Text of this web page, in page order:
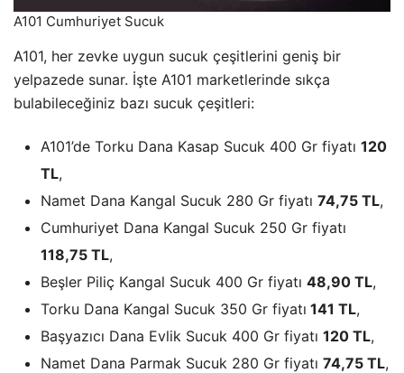
A101 Cumhuriyet Sucuk
A101, her zevke uygun sucuk çeşitlerini geniş bir
yelpazede sunar. İşte A101 marketlerinde sıkça
bulabileceğiniz bazı sucuk çeşitleri:
A101’de Torku Dana Kasap Sucuk 400 Gr fiyatı 120
TL,
Namet Dana Kangal Sucuk 280 Gr fiyatı 74,75 TL,
Cumhuriyet Dana Kangal Sucuk 250 Gr fiyatı
118,75 TL,
Beşler Piliç Kangal Sucuk 400 Gr fiyatı 48,90 TL,
Torku Dana Kangal Sucuk 350 Gr fiyatı 141 TL,
Başyazıcı Dana Evlik Sucuk 400 Gr fiyatı 120 TL,
Namet Dana Parmak Sucuk 280 Gr fiyatı 74,75 TL,